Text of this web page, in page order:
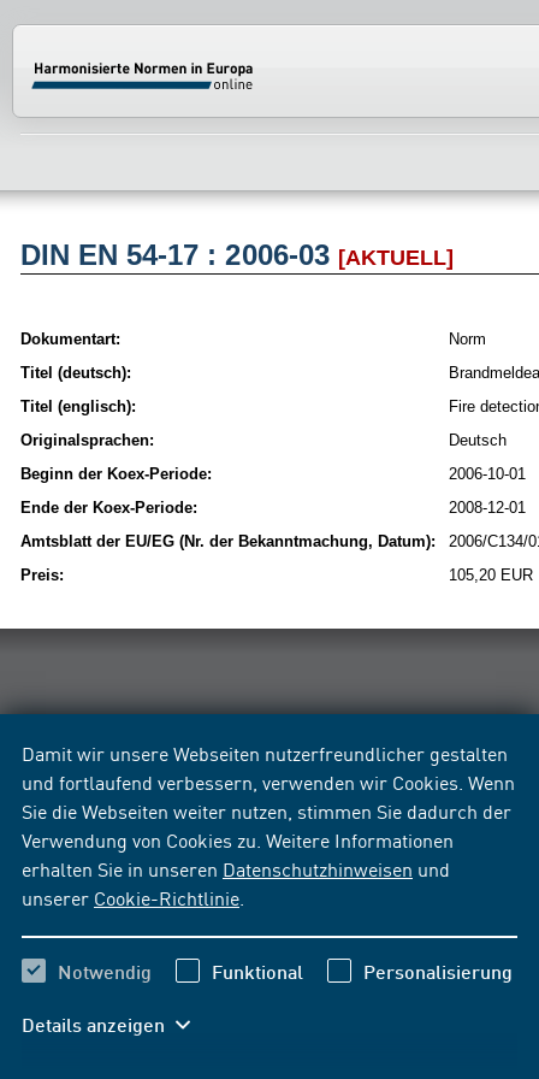
Damit wir unsere Webseiten nutzerfreundlicher gestalten
und fortlaufend verbessern, verwenden wir Cookies. Wenn
Sie die Webseiten weiter nutzen, stimmen Sie dadurch der
Verwendung von Cookies zu. Weitere Informationen
erhalten Sie in unseren Datenschutzhinweisen und
unserer Cookie-Richtlinie
Notwendig Funktional Personalisierung
Details anzeigen
DIN EN 54-17 : 2006-03 [AKTUELL]
Dokumentart:
Norm
Titel (deutsch):
Titel (englisch):
Fire
Originalsprachen:
Deutsch
Beginn der Koex-Periode:
2006-10-01
Ende der Koex-Periode:
2008-12-01
Amtsblatt der EU/EG (Nr. der Bekanntmachung, Datum):
2006/C134/
Preis:
105,20 EUR